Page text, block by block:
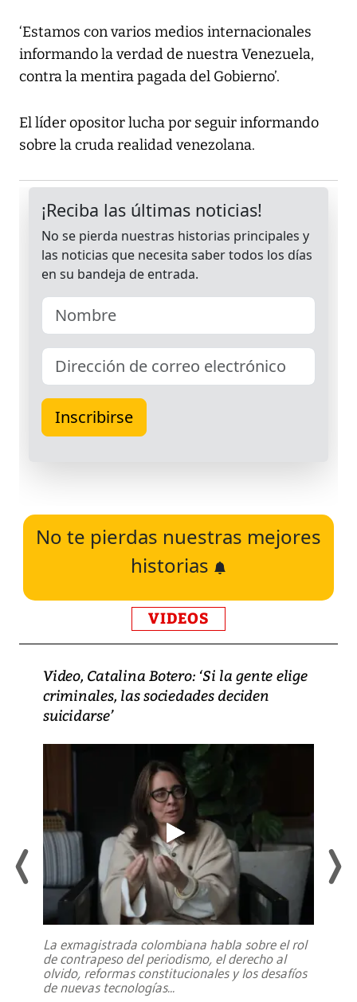
‘Estamos con varios medios internacionales
informando la verdad de nuestra Venezuela,
contra la mentira pagada del Gobierno’.
El líder opositor lucha por seguir informando
sobre la cruda realidad venezolana.
No te pierdas nuestras mejores
historias
VIDEOS
Video, Catalina Botero: ‘Si la gente elige
criminales, las sociedades deciden
suicidarse’
La exmagistrada colombiana habla sobre el rol
de contrapeso del periodismo, el derecho al
olvido, reformas constitucionales y los desafíos
de nuevas tecnologías...